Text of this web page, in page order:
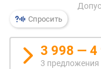
ч
е
с
т
Спросить
3 998 — 4
3 предложения